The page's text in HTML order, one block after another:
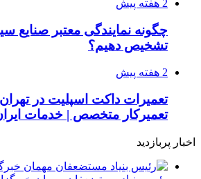
2 هفته پیش
چگونه نمایندگی معتبر صنایع
تشخیص دهیم؟
2 هفته پیش
تعمیرات داکت اسپلیت در
تعمیرکار متخصص | خدمات
اخبار پربازدید